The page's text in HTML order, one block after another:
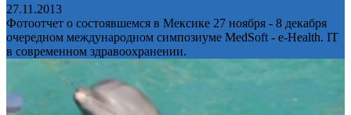
27.11.2013
Фотоотчет о состоявшемся в Мексике 27 ноября - 8 декабря
очередном международном симпозиуме MedSoft - e-Health. IT
в современном здравоохранении.